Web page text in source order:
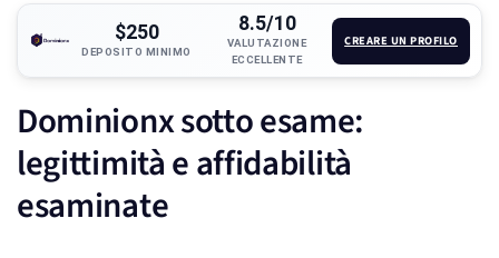
$250
DEPOSITO MINIMO
8.5/10
VALUTAZIONE
ECCELLENTE
CREARE UN PROFILO
Dominionx sotto esame:
legittimità e affidabilità
esaminate